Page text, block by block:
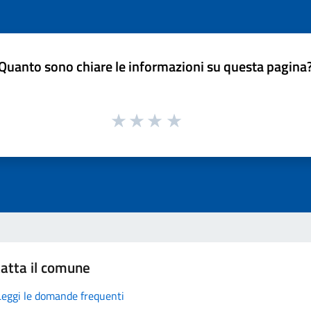
sono chiare le informazioni su questa
il comune
le domande frequenti